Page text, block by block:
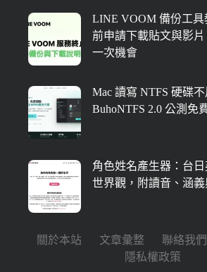
LINE VOOM 備份工具
前申請下載貼文與影
一次機會
Mac 讀寫 NTFS 硬碟不
BuhoNTFS 2.0 公測免
角色姓名產生器：台
世界觀，附讀音、涵
關於本站 文章彙整 聯絡我們
隱私權政策